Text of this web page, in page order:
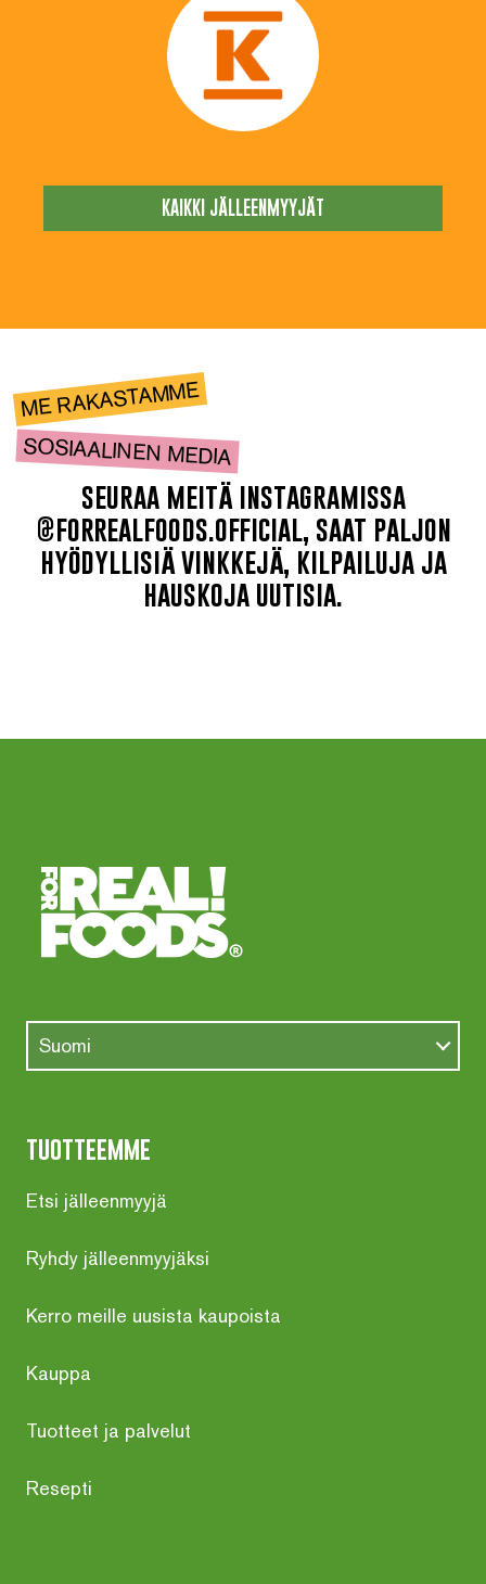
KAIKKI JÄLLEENMYYJÄT
ME RAKASTAMME
SOSIAALINEN MEDIA
seuraa meitä instagramissa
@forrealfoods.official, saat paljon
hyödyllisiä vinkkejä, kilpailuja ja
hauskoja uutisia.
Suomi
tuotteemme
Etsi jälleenmyyjä
Ryhdy jälleenmyyjäksi
Kerro meille uusista kaupoista
Kauppa
Tuotteet ja palvelut
Resepti